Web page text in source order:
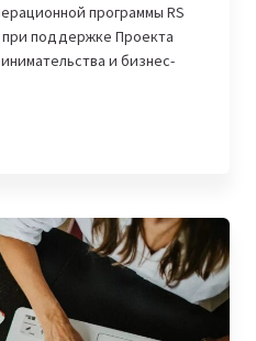
программы RS
поддержке Проекта
и бизнес-